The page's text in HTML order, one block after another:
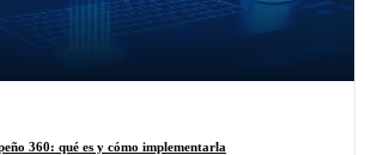
360: qué es y cómo implementarla